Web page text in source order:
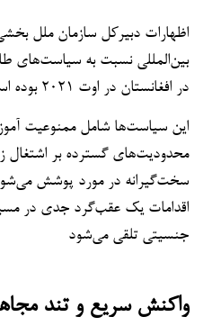
اظهارات دبیرکل سازمان ملل
بین‌المللی نسبت به سیاست‌های
در افغانستان در اوت ۲۰۲۱ بوده است
این سیاست‌ها شامل ممنوعیت
محدودیت‌های گسترده بر اشتغال
سخت‌گیرانه در مورد پوشش
اقدامات یک عقب‌گرد جدی در
جنسیتی تلقی می‌شود
واکنش سریع و تند